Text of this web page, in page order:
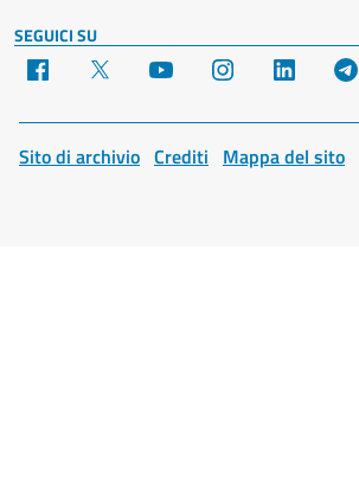
SEGUICI SU
Facebook YouTube Instagram LinkedIn
Sito di archivio Crediti Mappa del sito